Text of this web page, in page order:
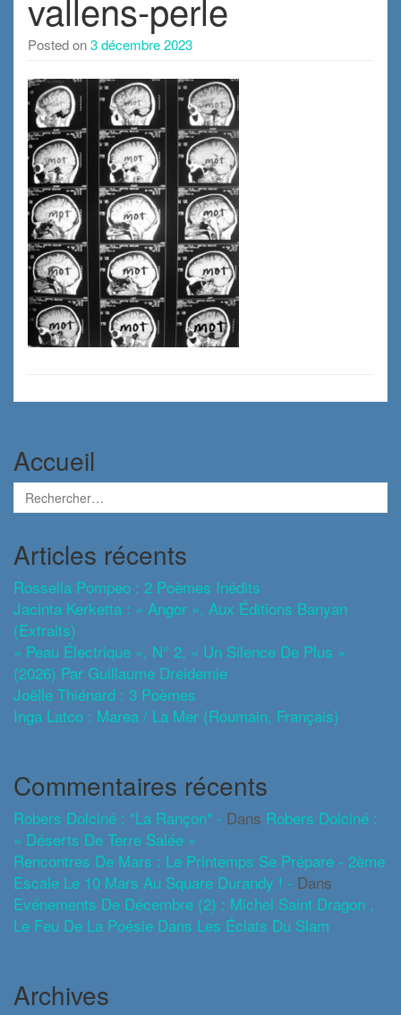
vallens-perle
Posted on3 décembre 2023
Accueil
Articles récents
Rossella Pompeo : 2 Poèmes Inédits
Jacinta Kerketta : « Angor », Aux Éditions Banyan
(extraits)
« Peau Électrique », N° 2, « Un Silence De Plus »
(2026) Par Guillaume Dreidemie
Joëlle Thiénard : 3 Poèmes
Inga Latco : Marea / La Mer (roumain, Français)
Commentaires récents
Robers Dolciné : "La Rançon" - Dans Robers Dolciné :
« Déserts De Terre Salée »
Rencontres De Mars : Le Printemps Se Prépare - 2ème
Escale Le 10 Mars Au Square Durandy ! - Dans
Evénements De Décembre (2) : Michel Saint Dragon ,
Le Feu De La Poésie Dans Les Éclats Du Slam
Archives